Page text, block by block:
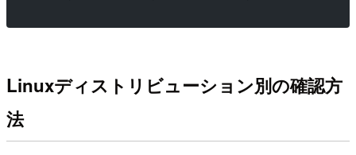
Linuxディストリビューション別の確認方
法